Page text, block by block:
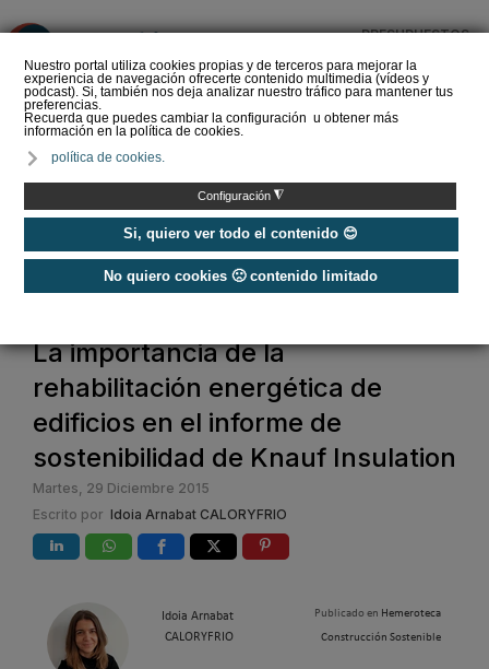
Nuestro portal utiliza cookies propias y de terceros para mejorar la
experiencia de navegación ofrecerte contenido multimedia (vídeos y
podcast). Si, también nos deja analizar nuestro tráfico para mantener tus
preferencias.
Recuerda que puedes cambiar la configuración u obtener más
información en la política de cookies.
política de cookies.
Configuración ◮
Si, quiero ver todo el contenido 😊
No quiero cookies 🙁 contenido limitado
PRESUPUESTOS
La importancia de la
rehabilitación energética de
edificios en el informe de
sostenibilidad de Knauf Insulation
Martes, 29 Diciembre 2015
Escrito por Idoia Arnabat CALORYFRIO
Idoia Arnabat
CALORYFRIO
Publicado en Hemeroteca
Construcción Sostenible